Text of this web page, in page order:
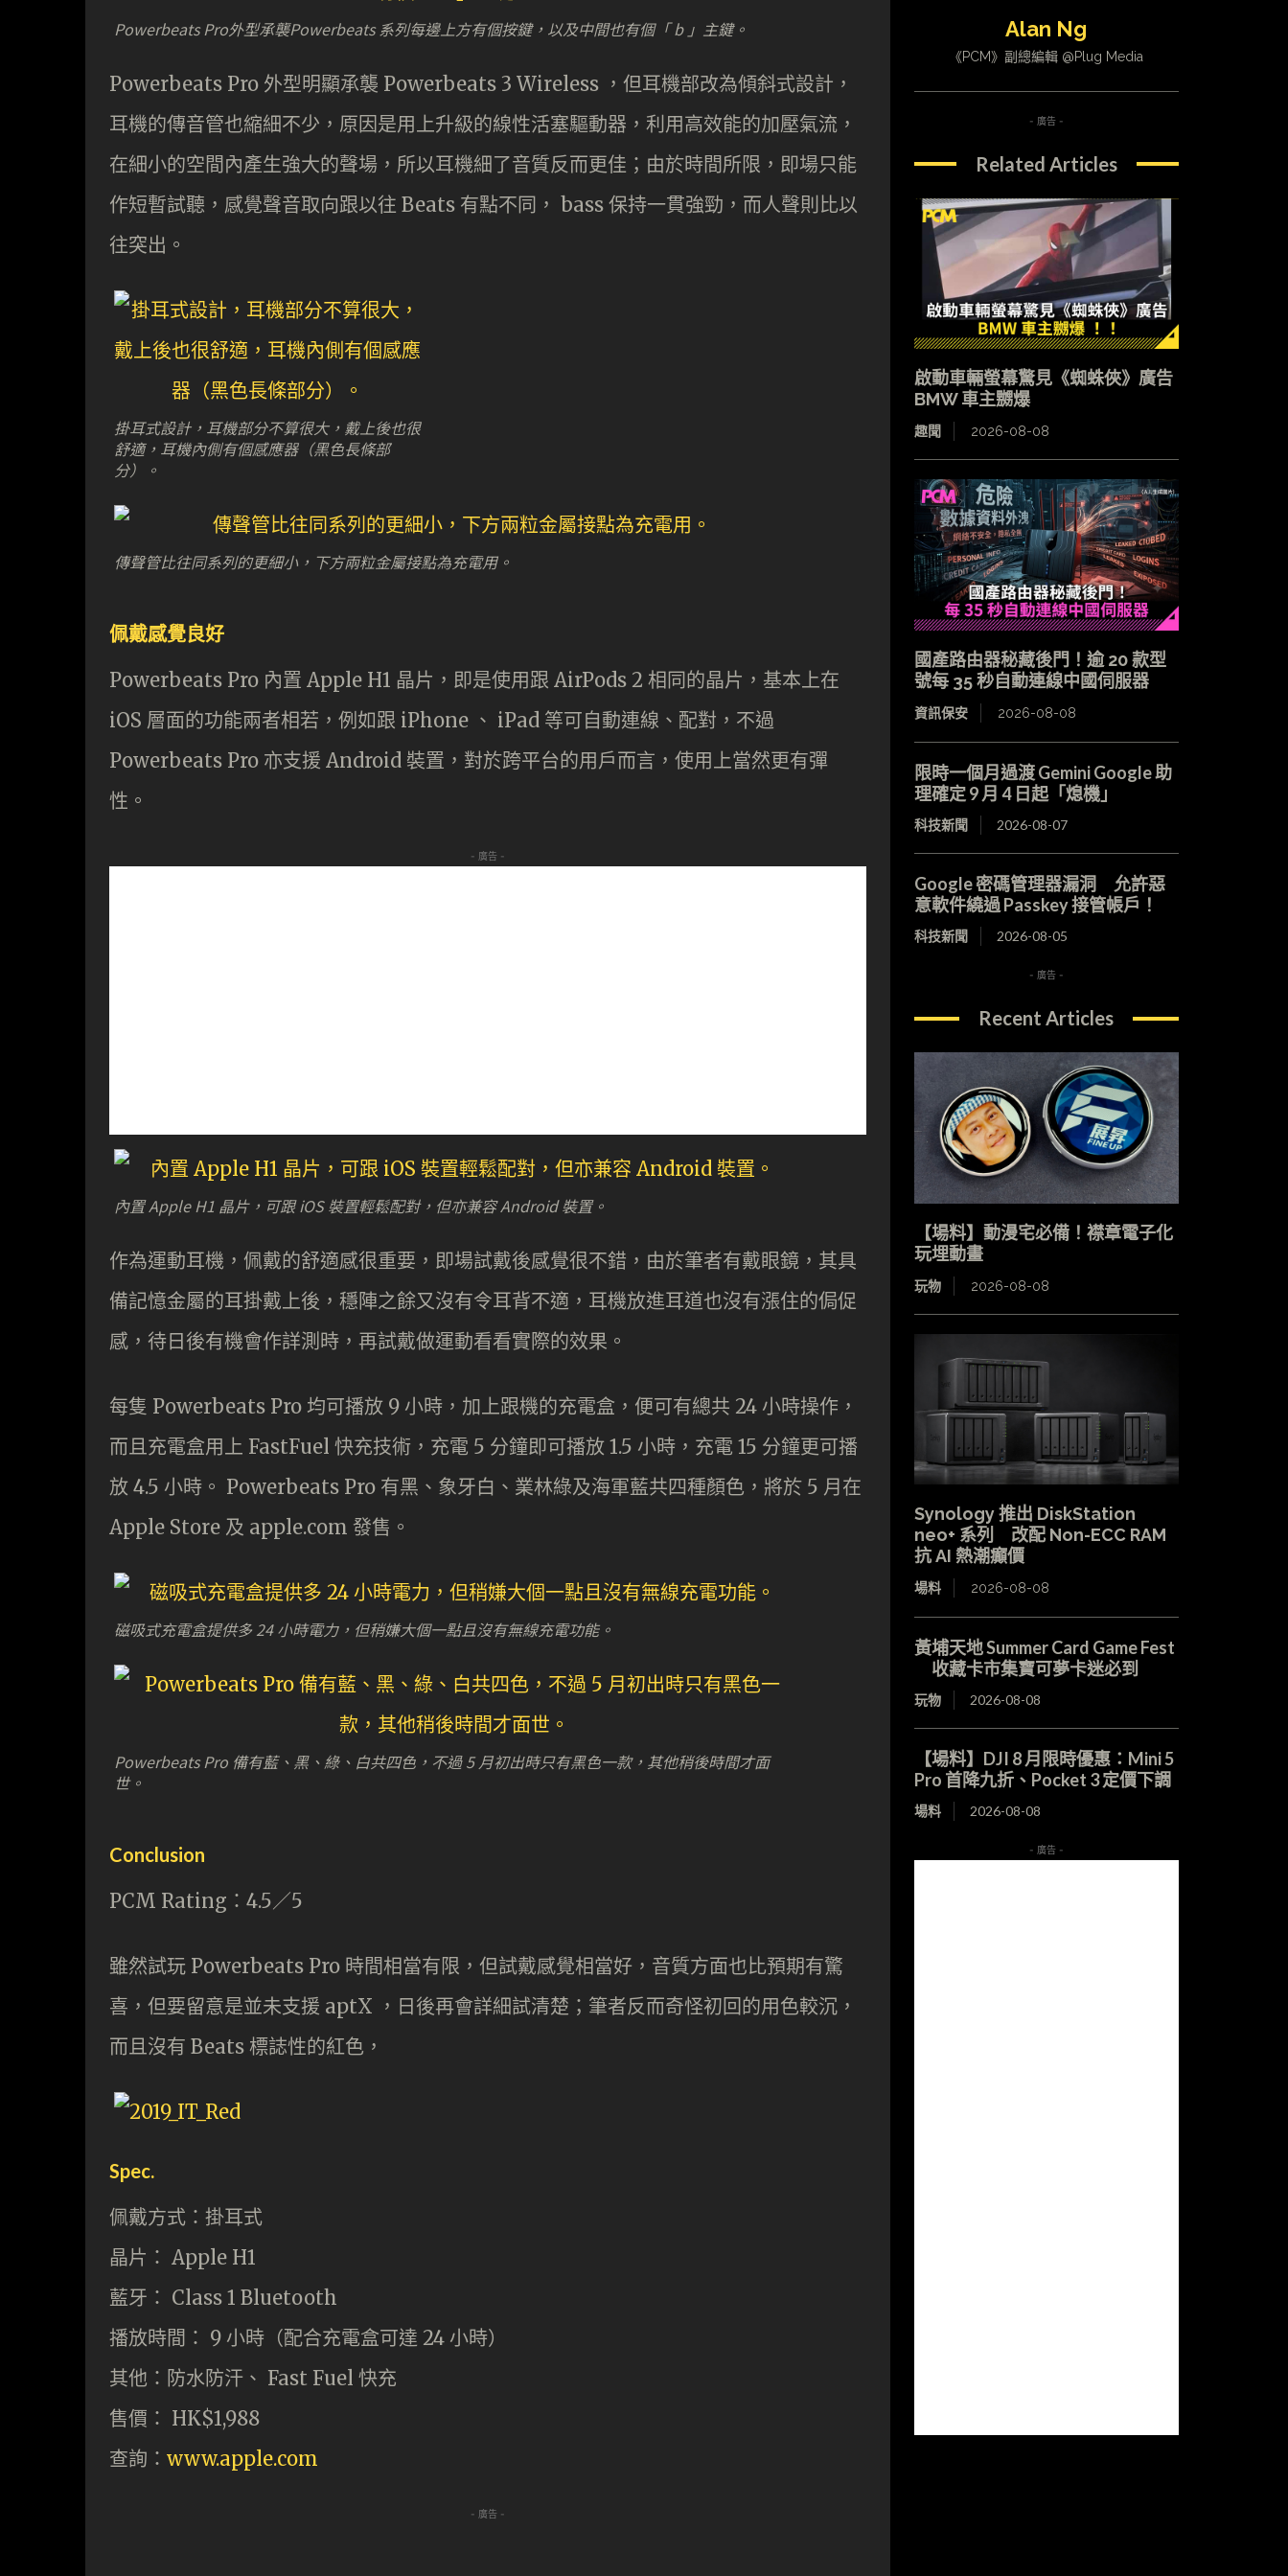
Powerbeats Pro外型承襲Powerbeats 系列每邊上方有個按鍵，以及中間也有個「 b 」主鍵。
Powerbeats Pro 外型明顯承襲 Powerbeats 3 Wireless ，但耳機部改為傾斜式設計，
耳機的傳音管也縮細不少，原因是用上升級的線性活塞驅動器，利用高效能的加壓氣流，
在細小的空間內產生強大的聲場，所以耳機細了音質反而更佳；由於時間所限，即場只能
作短暫試聽，感覺聲音取向跟以往 Beats 有點不同， bass 保持一貫強勁，而人聲則比以
往突出。
掛耳式設計，耳機部分不算很大，戴上後也很
舒適，耳機內側有個感應器（黑色長條部
分）。
傳聲管比往同系列的更細小，下方兩粒金屬接點為充電用。
佩戴感覺良好
Powerbeats Pro 內置 Apple H1 晶片，即是使用跟 AirPods 2 相同的晶片，基本上在
iOS 層面的功能兩者相若，例如跟 iPhone 、 iPad 等可自動連線、配對，不過
Powerbeats Pro 亦支援 Android 裝置，對於跨平台的用戶而言，使用上當然更有彈
性。
- 廣告 -
內置 Apple H1 晶片，可跟 iOS 裝置輕鬆配對，但亦兼容 Android 裝置。
作為運動耳機，佩戴的舒適感很重要，即場試戴後感覺很不錯，由於筆者有戴眼鏡，其具
備記憶金屬的耳掛戴上後，穩陣之餘又沒有令耳背不適，耳機放進耳道也沒有漲住的侷促
感，待日後有機會作詳測時，再試戴做運動看看實際的效果。
每隻 Powerbeats Pro 均可播放 9 小時，加上跟機的充電盒，便可有總共 24 小時操作，
而且充電盒用上 FastFuel 快充技術，充電 5 分鐘即可播放 1.5 小時，充電 15 分鐘更可播
放 4.5 小時。 Powerbeats Pro 有黑、象牙白、業林綠及海軍藍共四種顏色，將於 5 月在
Apple Store 及 apple.com 發售。
磁吸式充電盒提供多 24 小時電力，但稍嫌大個一點且沒有無線充電功能。
Powerbeats Pro 備有藍、黑、綠、白共四色，不過 5 月初出時只有黑色一款，其他稍後時間才面
世。
Conclusion
PCM Rating：4.5／5
雖然試玩 Powerbeats Pro 時間相當有限，但試戴感覺相當好，音質方面也比預期有驚
喜，但要留意是並未支援 aptX ，日後再會詳細試清楚；筆者反而奇怪初回的用色較沉，
而且沒有 Beats 標誌性的紅色，
Spec.
佩戴方式：掛耳式
晶片： Apple H1
藍牙： Class 1 Bluetooth
播放時間： 9 小時（配合充電盒可達 24 小時）
其他：防水防汗、 Fast Fuel 快充
售價： HK$1,988
查詢： www.apple.com
- 廣告 -
Alan Ng
《PCM》副總編輯 @Plug Media
- 廣告 -
Related Articles
啟動車輛螢幕驚見《蜘蛛俠》廣告
BMW 車主嬲爆
趣聞 2026-08-08
國產路由器秘藏後門！逾 20 款型
號每 35 秒自動連線中國伺服器
資訊保安 2026-08-08
限時一個月過渡 Gemini Google 助
理確定 9 月 4 日起「熄機」
科技新聞 2026-08-07
Google 密碼管理器漏洞 允許惡
意軟件繞過 Passkey 接管帳戶！
科技新聞 2026-08-05
- 廣告 -
Recent Articles
【場料】動漫宅必備！襟章電子化
玩埋動畫
玩物 2026-08-08
Synology 推出 DiskStation
neo+ 系列 改配 Non-ECC RAM
抗 AI 熱潮癲價
場料 2026-08-08
黃埔天地 Summer Card Game Fest
收藏卡市集寶可夢卡迷必到
玩物 2026-08-08
【場料】DJI 8 月限時優惠：Mini 5
Pro 首降九折、Pocket 3 定價下調
場料 2026-08-08
- 廣告 -